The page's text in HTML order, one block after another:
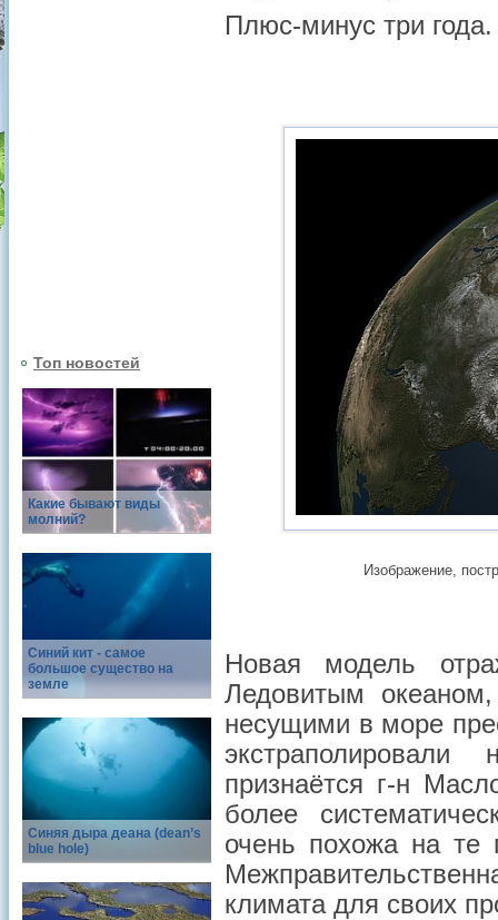
Топ новостей
Какие бывают виды
молний?
Синий кит - самое
большое существо на
земле
Синяя дыра деана (dean’s
blue hole)
Плюс-минус три года.
Изображение,
Новая модель
Ледовитым
несущими в море
признаётся г-н
более
очень похожа на те
климата для своих